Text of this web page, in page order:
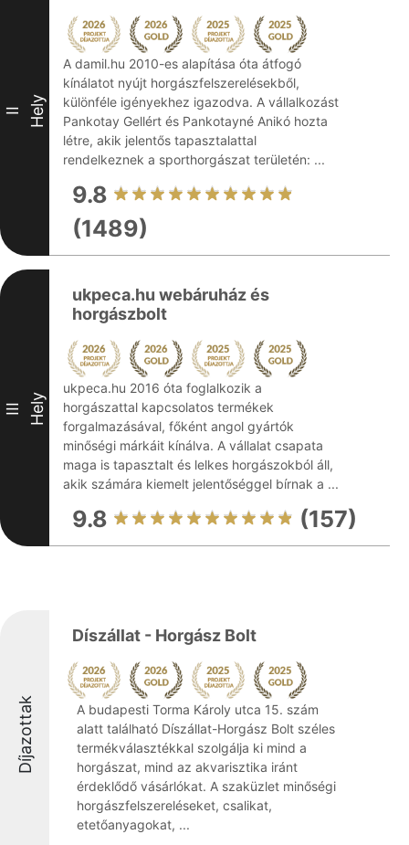
II Hely
A damil.hu 2010-es alapítása óta átfogó
kínálatot nyújt horgászfelszerelésekből,
különféle igényekhez igazodva. A vállalkozást
Pankotay Gellért és Pankotayné Anikó hozta
létre, akik jelentős tapasztalattal
rendelkeznek a sporthorgászat területén: ...
9.8
(1489)
III Hely
ukpeca.hu webáruház és
horgászbolt
ukpeca.hu 2016 óta foglalkozik a
horgászattal kapcsolatos termékek
forgalmazásával, főként angol gyártók
minőségi márkáit kínálva. A vállalat csapata
maga is tapasztalt és lelkes horgászokból áll,
akik számára kiemelt jelentőséggel bírnak a ...
9.8 (157)
Díjazottak
Díszállat - Horgász Bolt
A budapesti Torma Károly utca 15. szám
alatt található Díszállat-Horgász Bolt széles
termékválasztékkal szolgálja ki mind a
horgászat, mind az akvarisztika iránt
érdeklődő vásárlókat. A szaküzlet minőségi
horgászfelszereléseket, csalikat,
etetőanyagokat, ...